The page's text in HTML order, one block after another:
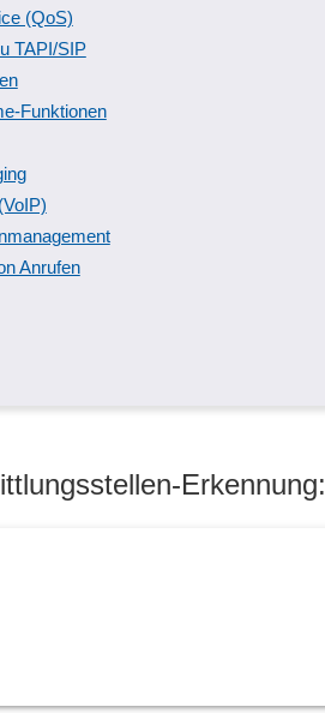
(QoS)
TAPI/SIP
Funktionen
Anrufen
Erkennung: